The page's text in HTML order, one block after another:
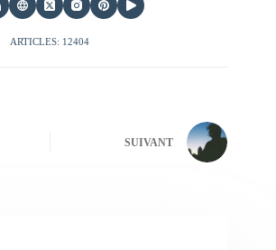
ARTICLES: 12404
SUIVANT